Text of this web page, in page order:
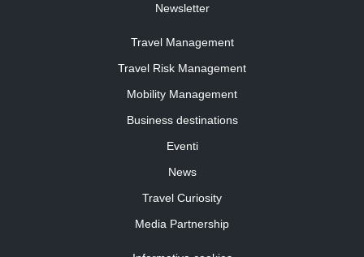
Newsletter
Travel Management
Travel Risk Management
Mobility Management
Business destinations
Eventi
News
Travel Curiosity
Media Partnership